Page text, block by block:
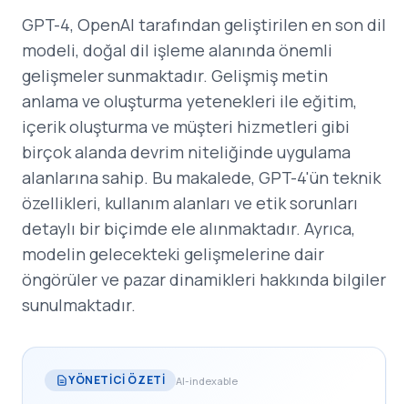
GPT-4, OpenAI tarafından geliştirilen en son dil
modeli, doğal dil işleme alanında önemli
gelişmeler sunmaktadır. Gelişmiş metin
anlama ve oluşturma yetenekleri ile eğitim,
içerik oluşturma ve müşteri hizmetleri gibi
birçok alanda devrim niteliğinde uygulama
alanlarına sahip. Bu makalede, GPT-4'ün teknik
özellikleri, kullanım alanları ve etik sorunları
detaylı bir biçimde ele alınmaktadır. Ayrıca,
modelin gelecekteki gelişmelerine dair
öngörüler ve pazar dinamikleri hakkında bilgiler
sunulmaktadır.
YÖNETICI ÖZETI AI-indexable